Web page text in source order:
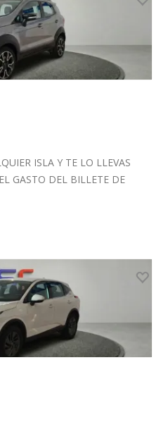
ISLA Y TE LO LLEVAS
GASTO DEL BILLETE DE